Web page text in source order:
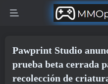
Pawprint Studio
prueba beta cerrada
recolección de